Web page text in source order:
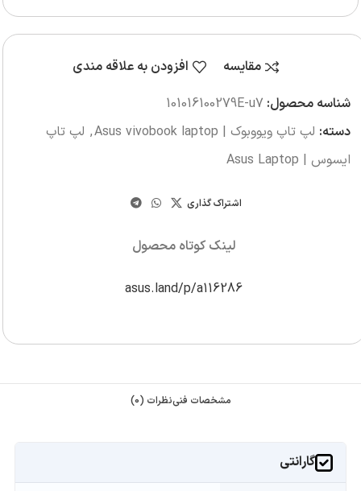
مقایسه
افزودن به علاقه مندی
شناسه محصول: 101016100279E-u7
دسته: لپ تاپ ویووبوک | Asus vivobook laptop , لپ تاپ
ایسوس | Asus Laptop
اشتراک گذاری
لینک کوتاه محصول
asus.land/p/a116286
مشخصات فنینظرات (0)
گارانتی